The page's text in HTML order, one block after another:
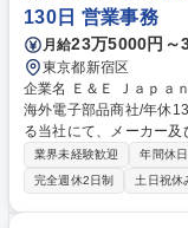
130日 営業事務
月給23万5000円～
東京都新宿区
企業名 Ｅ＆Ｅ Ｊａｐａｎ株式会社 求人名 東京【貿
海外電子部品商社/年休130日 仕事の内容 海外電子部品の輸入
る当社にて、メーカー
す。シンプルなサポー
ある方でも安心してスタート可能です。
品・半導体関連製品を
きます。メーカーや国
業界未経験歓迎 年間休
完全週休2日制
土日祝休